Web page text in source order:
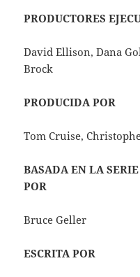
PRODUCTORES
David Ellison, Dana
Brock
PRODUCIDA POR
Tom Cruise,
BASADA EN LA
POR
Bruce Geller
ESCRITA POR